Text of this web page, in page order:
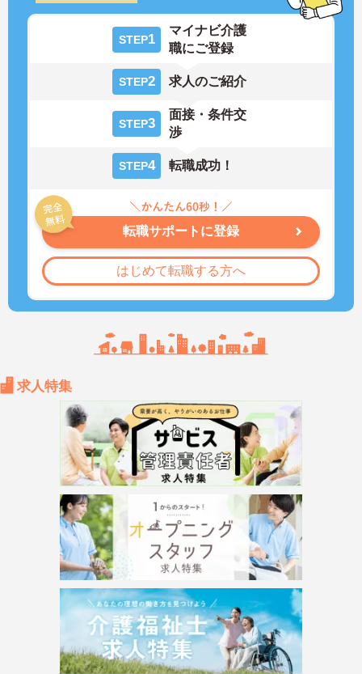
STEP1
マイナビ介護
職にご登録
STEP2 求人のご紹介
STEP3
面接・条件交
渉
STEP4 転職成功！
転職サポートに登録
はじめて転職する方へ
求人特集